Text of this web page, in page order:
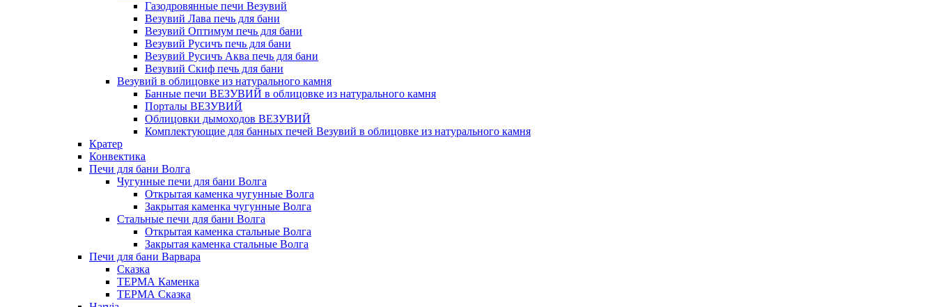
Газодровянные печи Везувий
Везувий Лава печь для бани
Везувий Оптимум печь для бани
Везувий Русичъ печь для бани
Везувий Русичъ Аква печь для бани
Везувий Скиф печь для бани
Везувий в облицовке из натурального камня
Банные печи ВЕЗУВИЙ в облицовке из натурального камня
Порталы ВЕЗУВИЙ
Облицовки дымоходов ВЕЗУВИЙ
Комплектующие для банных печей Везувий в облицовке из натурального камня
Кратер
Конвектика
Печи для бани Волга
Чугунные печи для бани Волга
Открытая каменка чугунные Волга
Закрытая каменка чугунные Волга
Стальные печи для бани Волга
Открытая каменка стальные Волга
Закрытая каменка стальные Волга
Печи для бани Варвара
Сказка
ТЕРМА Каменка
ТЕРМА Сказка